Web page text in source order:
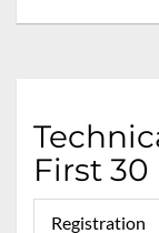
First 30
Registration